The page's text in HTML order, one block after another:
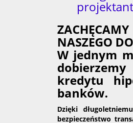
NASZEGO
W jednym
kredytu
banków.
Dzięki
bezpieczeństwo